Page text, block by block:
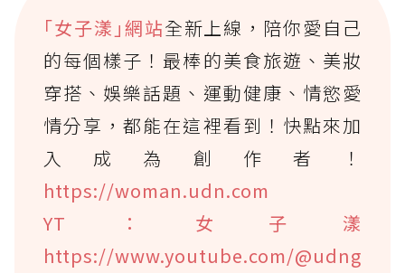
｢女子漾｣網站全新上線，陪你愛自己
的每個樣子！最棒的美食旅遊、美妝
穿搭、娛樂話題、運動健康、情慾愛
情分享，都能在這裡看到！快點來加
入成為創作者！
https://woman.udn.com
YT：女子漾
https://www.youtube.com/@udng